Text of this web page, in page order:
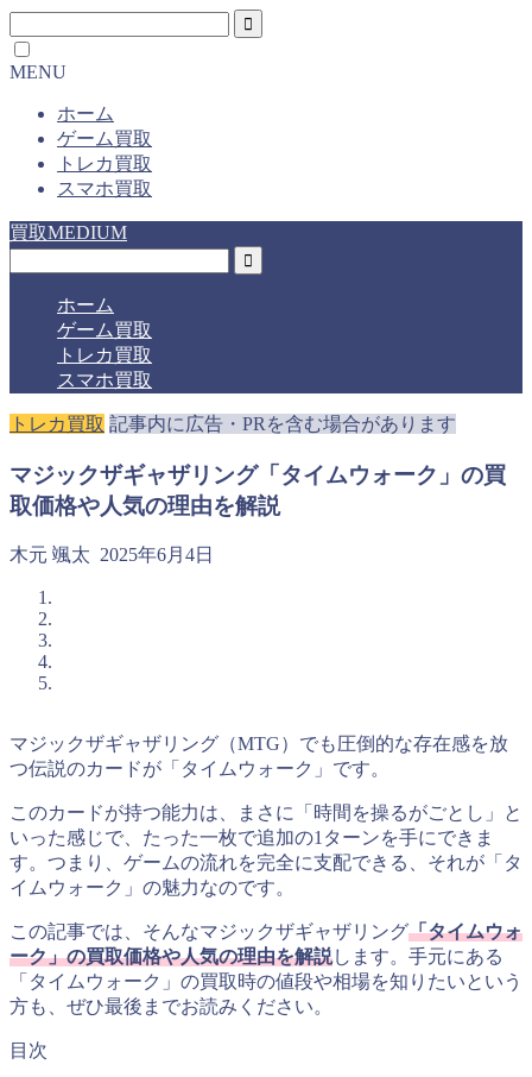
MENU
ホーム
ゲーム買取
トレカ買取
スマホ買取
買取MEDIUM
ホーム
ゲーム買取
トレカ買取
スマホ買取
トレカ買取 記事内に広告・PRを含む場合があります
マジックザギャザリング「タイムウォーク」の買
取価格や人気の理由を解説
木元 颯太 2025年6月4日
マジックザギャザリング（MTG）でも圧倒的な存在感を放
つ伝説のカードが「タイムウォーク」です。
このカードが持つ能力は、まさに「時間を操るがごとし」と
いった感じで、たった一枚で追加の1ターンを手にできま
す。つまり、ゲームの流れを完全に支配できる、それが「タ
イムウォーク」の魅力なのです。
この記事では、そんなマジックザギャザリング「タイムウォ
ーク」の買取価格や人気の理由を解説します。手元にある
「タイムウォーク」の買取時の値段や相場を知りたいという
方も、ぜひ最後までお読みください。
目次